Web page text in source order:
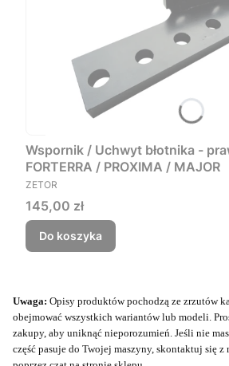
Wspornik / Uchwyt błotnika -
FORTERRA / PROXIMA / MAJOR
PRODUCENT
ZETOR
Cena
145,00 zł
Do koszyka
Uwaga: Opisy produktów pochodzą ze zrzutów
obejmować wszystkich wariantów lub modeli.
zakupy, aby uniknąć nieporozumień. Jeśli nie
część pasuje do Twojej maszyny, skontaktuj się